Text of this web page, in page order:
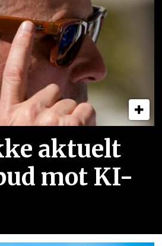
aktuelt
mot KI-